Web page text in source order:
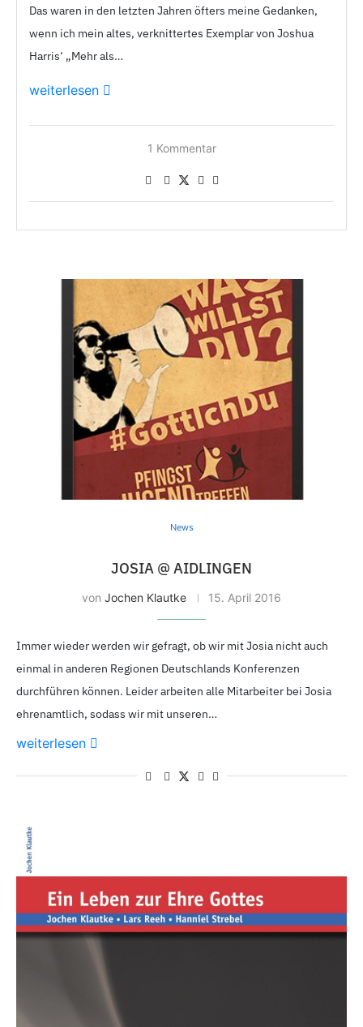
Das waren in den letzten Jahren öfters meine Gedanken,
wenn ich mein altes, verknittertes Exemplar von Joshua
Harris‘ „Mehr als…
weiterlesen
1 Kommentar
News
JOSIA @ AIDLINGEN
von Jochen Klautke 15. April 2016
Immer wieder werden wir gefragt, ob wir mit Josia nicht auch
einmal in anderen Regionen Deutschlands Konferenzen
durchführen können. Leider arbeiten alle Mitarbeiter bei Josia
ehrenamtlich, sodass wir mit unseren…
weiterlesen